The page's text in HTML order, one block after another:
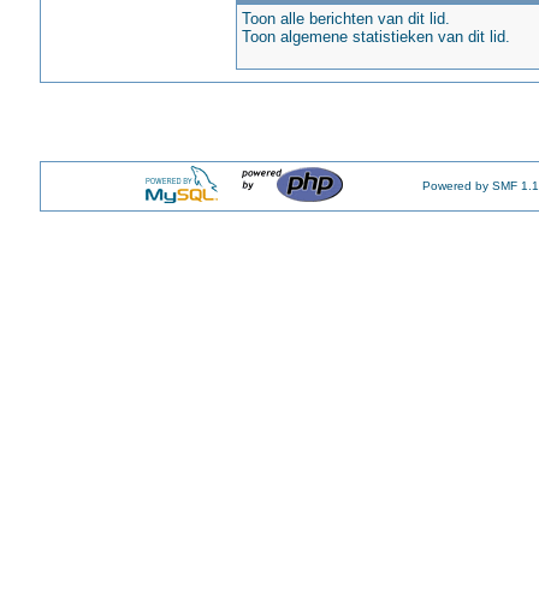
Toon alle berichten van dit lid.
Toon algemene statistieken van dit lid.
Powered by SMF